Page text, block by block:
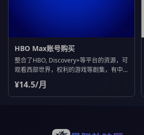
HBO Max账号购买
整合了HBO, Discovery+等平台的资源，可
观看西部世界，权利的游戏等剧集，有中
¥14.5/月